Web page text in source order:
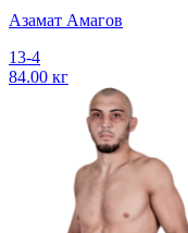
Азамат Амагов
13-4
84.00 кг